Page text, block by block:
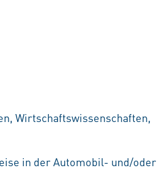
Wirtschaftswissenschaften,
in der Automobil- und/oder